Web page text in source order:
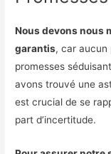
Nous devons nous
garantis, car aucun
promesses
avons trouvé une
est crucial de se
part d’incertitude.